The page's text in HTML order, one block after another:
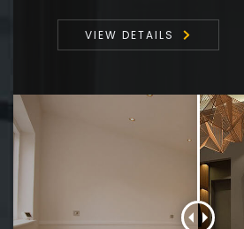
VIEW DETAILS